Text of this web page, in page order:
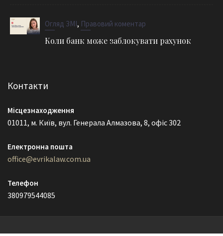
Огляд ЗМІ, Правовий коментар
Коли банк може заблокувати рахунок
Контакти
Місцезнаходження
01011, м. Київ, вул. Генерала Алмазова, 8, офіс 302
Електронна пошта
office@evrikalaw.com.ua
Телефон
380979544085